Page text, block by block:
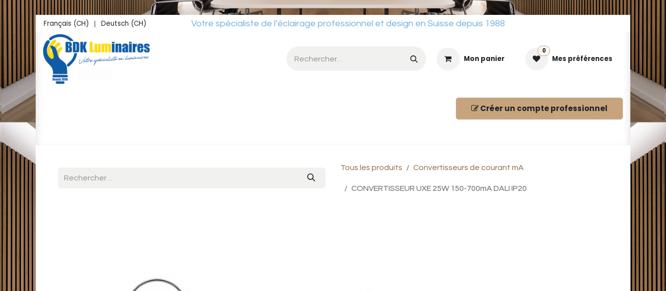
Se rendre au contenu
Français (CH) Deutsch (CH) Votre spécialiste de l’éclairage professionnel et design en Suisse depuis 1988
Mon panier
0
Mes préférences
Créer un compteprofessionnel
Tous les produits Convertisseurs de courant mA
CONVERTISSEUR UXE 25W 150-700mA DALI IP20